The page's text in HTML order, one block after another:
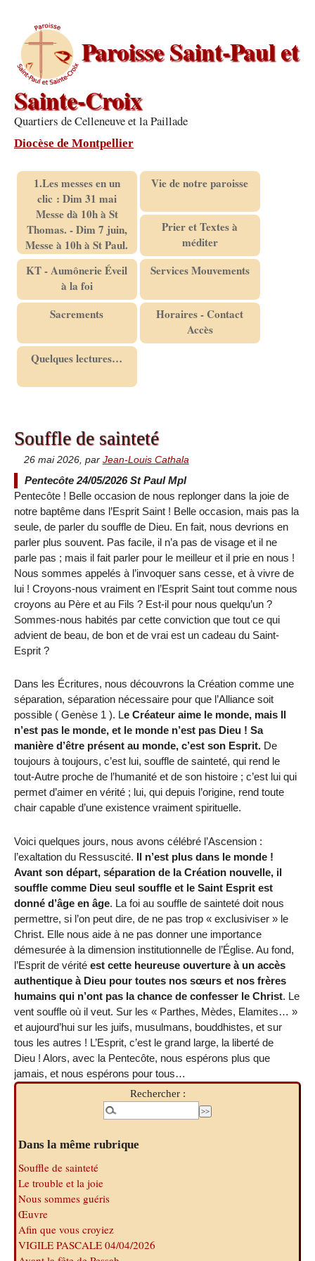
Paroisse Saint-Paul et
Sainte-Croix
Quartiers de Celleneuve et la Paillade
Diocèse de Montpellier
1.Les messes en un
clic : Dim 31 mai
Messe dà 10h à St
Thomas. - Dim 7 juin,
Messe à 10h à St Paul.
Vie de notre paroisse
Prier et Textes à
méditer
KT - Aumônerie Éveil
à la foi
Services Mouvements
Sacrements
Horaires - Contact
Accès
Quelques lectures…
Souffle de sainteté
26 mai 2026, par Jean-Louis Cathala
Pentecôte 24/05/2026 St Paul Mpl
Pentecôte ! Belle occasion de nous replonger dans la joie de
notre baptême dans l’Esprit Saint ! Belle occasion, mais pas la
seule, de parler du souffle de Dieu. En fait, nous devrions en
parler plus souvent. Pas facile, il n’a pas de visage et il ne
parle pas ; mais il fait parler pour le meilleur et il prie en nous !
Nous sommes appelés à l’invoquer sans cesse, et à vivre de
lui ! Croyons-nous vraiment en l’Esprit Saint tout comme nous
croyons au Père et au Fils ? Est-il pour nous quelqu’un ?
Sommes-nous habités par cette conviction que tout ce qui
advient de beau, de bon et de vrai est un cadeau du Saint-
Esprit ?
Dans les Écritures, nous découvrons la Création comme une
séparation, séparation nécessaire pour que l’Alliance soit
possible ( Genèse 1 ). Le Créateur aime le monde, mais Il
n’est pas le monde, et le monde n’est pas Dieu ! Sa
manière d’être présent au monde, c’est son Esprit. De
toujours à toujours, c’est lui, souffle de sainteté, qui rend le
tout-Autre proche de l’humanité et de son histoire ; c’est lui qui
permet d’aimer en vérité ; lui, qui depuis l’origine, rend toute
chair capable d’une existence vraiment spirituelle.
Voici quelques jours, nous avons célébré l’Ascension :
l’exaltation du Ressuscité. Il n’est plus dans le monde !
Avant son départ, séparation de la Création nouvelle, il
souffle comme Dieu seul souffle et le Saint Esprit est
donné d’âge en âge. La foi au souffle de sainteté doit nous
permettre, si l’on peut dire, de ne pas trop « exclusiviser » le
Christ. Elle nous aide à ne pas donner une importance
démesurée à la dimension institutionnelle de l’Église. Au fond,
l’Esprit de vérité est cette heureuse ouverture à un accès
authentique à Dieu pour toutes nos sœurs et nos frères
humains qui n’ont pas la chance de confesser le Christ. Le
vent souffle où il veut. Sur les « Parthes, Mèdes, Elamites… »
et aujourd’hui sur les juifs, musulmans, bouddhistes, et sur
tous les autres ! L’Esprit, c’est le grand large, la liberté de
Dieu ! Alors, avec la Pentecôte, nous espérons plus que
jamais, et nous espérons pour tous…
Rechercher :
Dans la même rubrique
Souffle de sainteté
Le trouble et la joie
Nous sommes guéris
Œuvre
Afin que vous croyiez
VIGILE PASCALE 04/04/2026